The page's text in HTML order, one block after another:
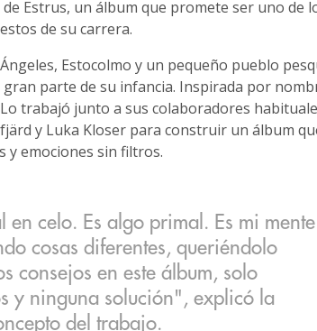
Estrus, un álbum que promete ser uno de
de su carrera.
Estocolmo y un pequeño pueblo
parte de su infancia. Inspirada por
trabajó junto a sus colaboradores
y Luka Kloser para construir un álbum
y emociones sin filtros.
en celo. Es algo primal. Es mi mente
cosas diferentes, queriéndolo
consejos en este álbum, solo
y ninguna solución", explicó la
del trabajo.